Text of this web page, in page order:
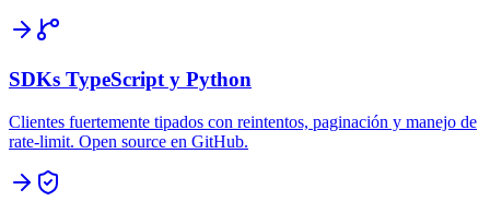
SDKs TypeScript y Python
Clientes fuertemente tipados con reintentos, paginación y manejo de
rate-limit. Open source en GitHub.